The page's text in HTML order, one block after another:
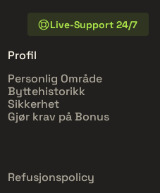
Live-Support 24/7
Profil
Personlig Område
Byttehistorikk
Sikkerhet
Gjør krav på Bonus
Refusjonspolicy